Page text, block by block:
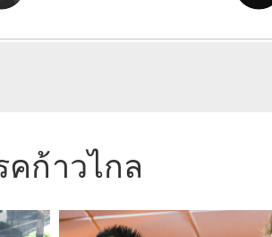
คก้าวไกล